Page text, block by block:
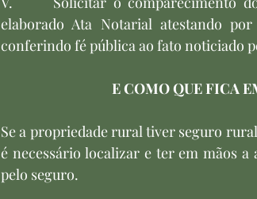
elaborado Ata Notarial atestando
conferindo fé pública ao fato noticiado
E COMO QUE FICA
Se a propriedade rural tiver seguro
é necessário localizar e ter em mãos
pelo seguro.